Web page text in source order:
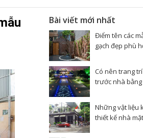
Bài viết mới nhất
Điểm tên các
gạch đẹp phù
Có nên trang
trước nhà
Những vật liệu
thiết kế nhà